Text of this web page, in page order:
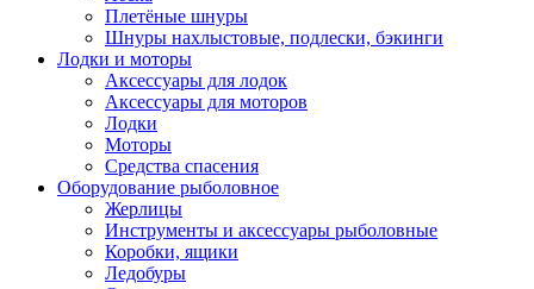
Плетёные шнуры
Шнуры нахлыстовые, подлески, бэкинги
Лодки и моторы
Аксессуары для лодок
Аксессуары для моторов
Лодки
Моторы
Средства спасения
Оборудование рыболовное
Жерлицы
Инструменты и аксессуары рыболовные
Коробки, ящики
Ледобуры